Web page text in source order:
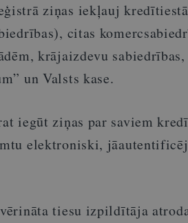
ziņas iekļauj
citas
krājaizdevu
un Valsts kase.
iegūt ziņas par saviem
elektroniski,
tiesu izpildītāja